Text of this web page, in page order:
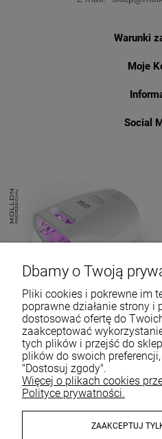
Warunki
Moje
Social
Dbamy o Twoją
Pliki cookies i pokrewne im
poprawne działanie strony i
dostosować ofertę do
zaakceptować
tych plików i przejść do
plików do swoich
"Dostosuj zgody".
Więcej o plikach cookies
Polityce prywatności.
ZAAKCEPTUJ